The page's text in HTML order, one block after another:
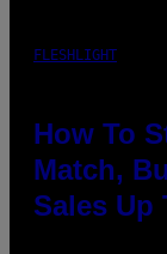
FLESHLIGHT
How To
Match,
Sales Up